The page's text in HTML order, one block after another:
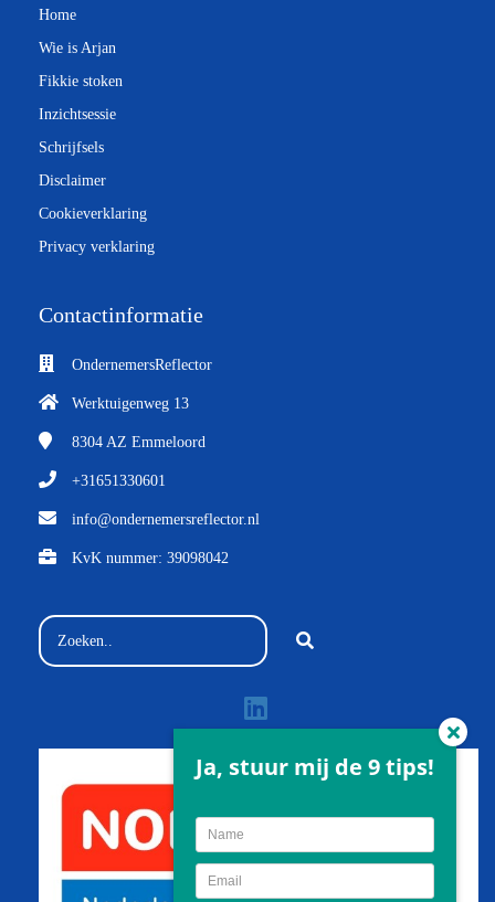
Home
Wie is Arjan
Fikkie stoken
Inzichtsessie
Schrijfsels
Disclaimer
Cookieverklaring
Privacy verklaring
Contactinformatie
OndernemersReflector
Werktuigenweg 13
8304 AZ Emmeloord
+31651330601
info@ondernemersreflector.nl
KvK nummer: 39098042
Ja, stuur mij de 9 tips!